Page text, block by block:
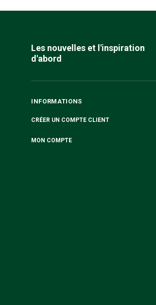
Les nouvelles et l'inspiration
d'abord
INFORMATIONS
CRÉER UN COMPTE CLIENT
MON COMPTE